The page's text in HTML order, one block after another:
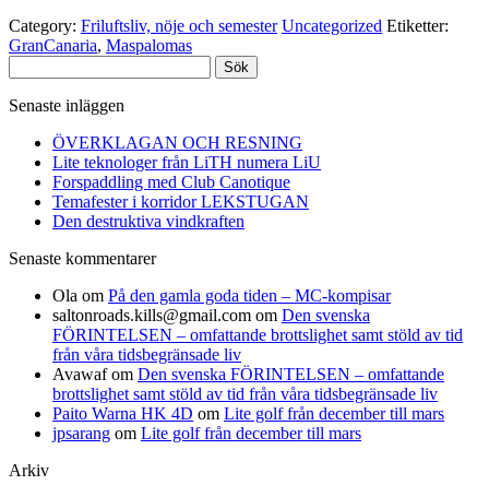
Category: Friluftsliv, nöje och semester Uncategorized Etiketter:
GranCanaria, Maspalomas
efter:
Senaste inläggen
ÖVERKLAGAN OCH RESNING
Lite teknologer från LiTH numera LiU
Forspaddling med Club Canotique
Temafester i korridor LEKSTUGAN
Den destruktiva vindkraften
Senaste kommentarer
Ola om På den gamla goda tiden – MC-kompisar
saltonroads.kills@gmail.com om Den svenska
FÖRINTELSEN – omfattande brottslighet samt stöld av tid
från våra tidsbegränsade liv
Avawafom Den svenska FÖRINTELSEN – omfattande
brottslighet samt stöld av tid från våra tidsbegränsade liv
Paito Warna HK 4D om Lite golf från december till mars
jpsarang om Lite golf från december till mars
Arkiv